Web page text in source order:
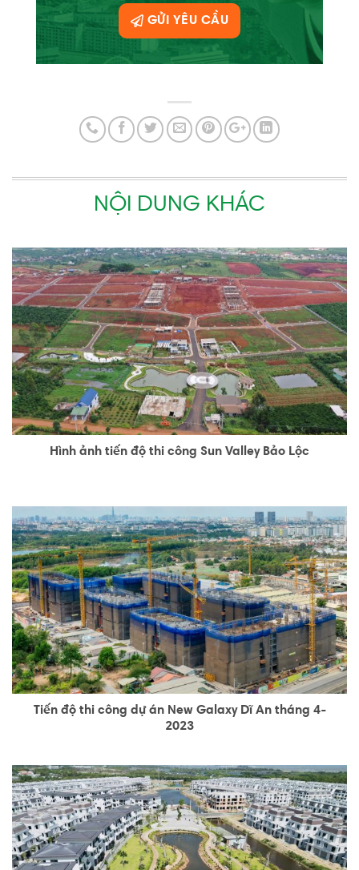
GỬI YÊU CẦU
NỘI DUNG KHÁC
Hình ảnh tiến độ thi công Sun Valley Bảo Lộc
Tiến độ thi công dự án New Galaxy Dĩ An tháng 4-
2023